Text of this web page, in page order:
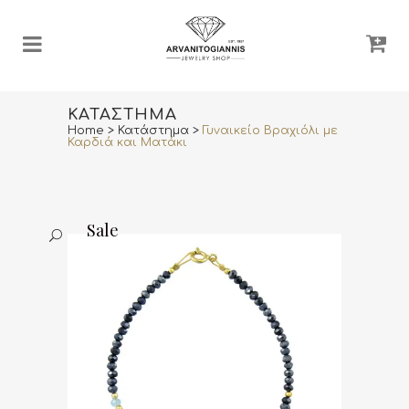
ΚΑΤΆΣΤΗΜΑ
Home > Κατάστημα >
Γυναικείο Βραχιόλι με
Καρδιά και Ματάκι
Sale